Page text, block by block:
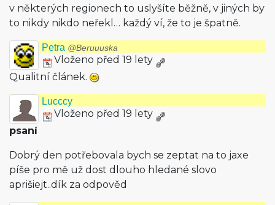
v některých regionech to uslyšíte běžně, v jiných by
to nikdy nikdo neřekl… každý ví, že to je špatně.
Petra @Beruuuska
Vloženo před 19 lety
Qualitní článek.
Lucccy
Vloženo před 19 lety
psaní
Dobrý den potřebovala bych se zeptat na to jaxe
píše pro mě už dost dlouho hledané slovo
aprišiejt..dík za odpověd